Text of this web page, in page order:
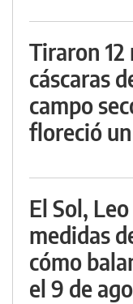
Tiraron
cáscaras
campo
floreció
El Sol,
medidas
cómo
el 9 de